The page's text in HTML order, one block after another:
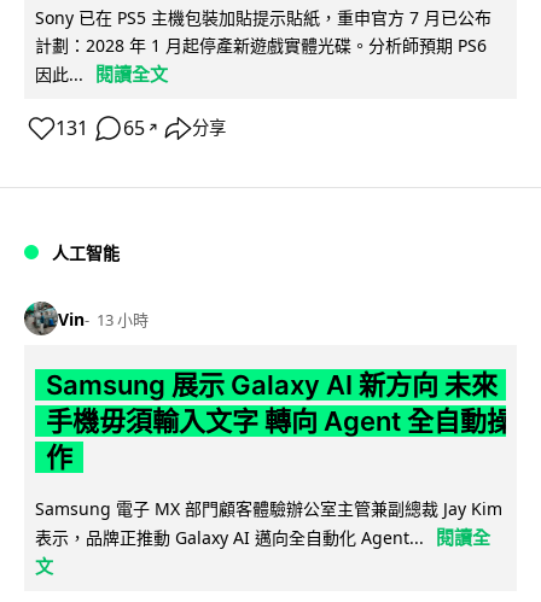
Sony 已在 PS5 主機包裝加貼提示貼紙，重申官方 7 月已公布
計劃：2028 年 1 月起停產新遊戲實體光碟。分析師預期 PS6
因此...
閱讀全文
131 65 ↗ 分享
人工智能
Vin 13 小時
Samsung 展示 Galaxy AI 新方向 未來
手機毋須輸入文字 轉向 Agent 全自動操
作
Samsung 電子 MX 部門顧客體驗辦公室主管兼副總裁 Jay Kim
表示，品牌正推動 Galaxy AI 邁向全自動化 Agent...
閱讀全
文